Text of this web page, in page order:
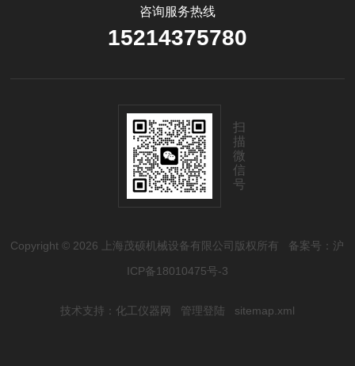
咨询服务热线
15214375780
扫
描
微
信
号
Copyright © 2026 上海茂硕机械设备有限公司版权所有 备案号：沪
ICP备18010475号-3
技术支持： 化工仪器网 管理登陆 sitemap.xml